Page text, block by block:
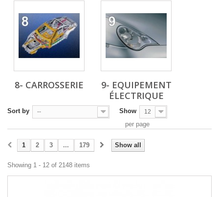
8- CARROSSERIE
9- EQUIPEMENT
ÉLECTRIQUE
Sort by -- Show 12
per page
Show all
1 2 3 ... 179
Showing 1 - 12 of 2148 items